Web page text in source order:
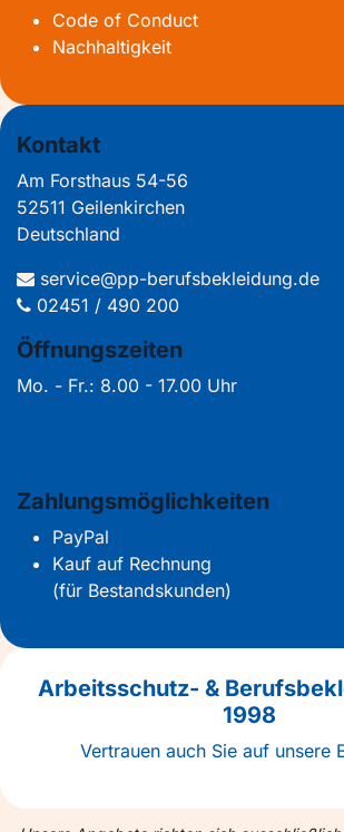
Code of Conduct
Nachhaltigkeit
Kontakt
Am Forsthaus 54-56
52511 Geilenkirchen
Deutschland
service@pp-berufsbekleidung.de
02451 / 490 200
Öffnungszeiten
Mo. - Fr.: 8.00 - 17.00 Uhr
Zahlungsmöglichkeiten
PayPal
Kauf auf Rechnung
(für Bestandskunden)
Arbeitsschutz- &
1998
Vertrauen auch Sie auf unsere